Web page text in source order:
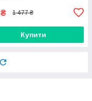
₴ 1 477 ₴
Купити